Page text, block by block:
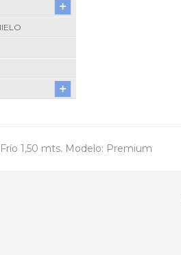
1,50 mts. Modelo: Premium